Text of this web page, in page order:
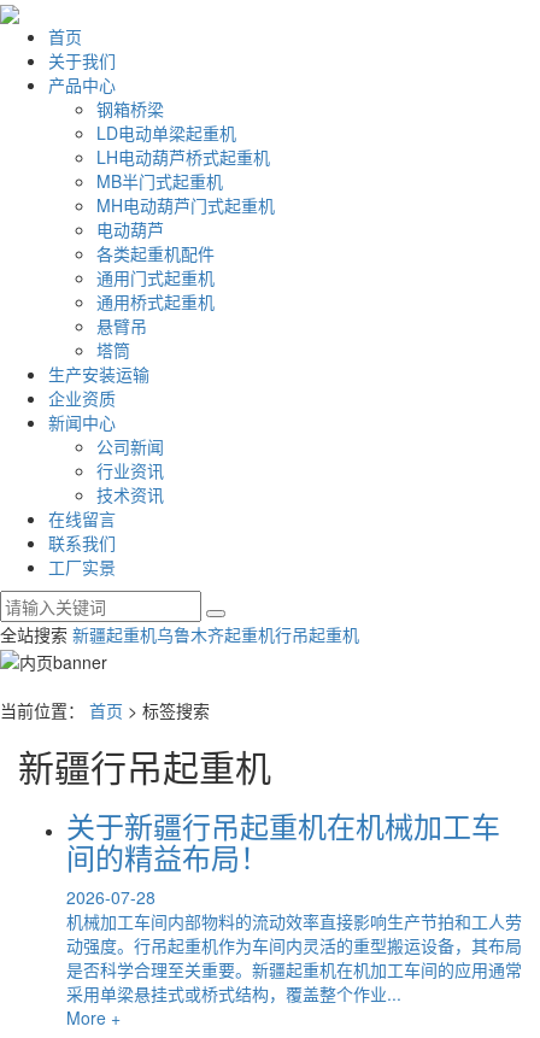
首页
关于我们
产品中心
钢箱桥梁
LD电动单梁起重机
LH电动葫芦桥式起重机
MB半门式起重机
MH电动葫芦门式起重机
电动葫芦
各类起重机配件
通用门式起重机
通用桥式起重机
悬臂吊
塔筒
生产安装运输
企业资质
新闻中心
公司新闻
行业资讯
技术资讯
在线留言
联系我们
工厂实景
全站搜索 新疆起重机乌鲁木齐起重机行吊起重机
当前位置： 首页 > 标签搜索
新疆行吊起重机
关于新疆行吊起重机在机械加工车
间的精益布局！
2026-07-28
机械加工车间内部物料的流动效率直接影响生产节拍和工人劳
动强度。行吊起重机作为车间内灵活的重型搬运设备，其布局
是否科学合理至关重要。新疆起重机在机加工车间的应用通常
采用单梁悬挂式或桥式结构，覆盖整个作业...
More +